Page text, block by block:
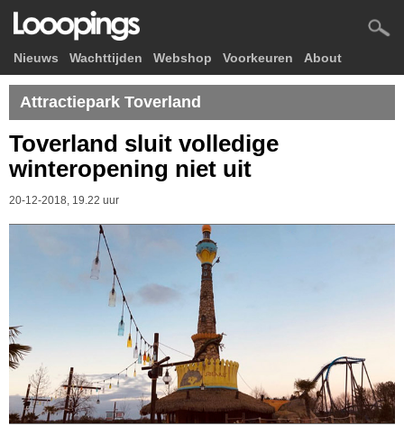
Nieuws Wachttijden Webshop Voorkeuren About
Attractiepark Toverland
Toverland sluit volledige
winteropening niet uit
20-12-2018, 19.22 uur